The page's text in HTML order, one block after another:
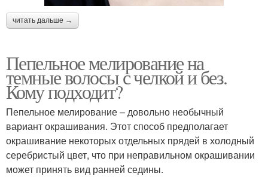
читать дальше →
Пепельное мелирование на
темные волосы с челкой и без.
Кому подходит?
Пепельное мелирование – довольно необычный
вариант окрашивания. Этот способ предполагает
окрашивание некоторых отдельных прядей в холодный
серебристый цвет, что при неправильном окрашивании
может принять вид ранней седины.